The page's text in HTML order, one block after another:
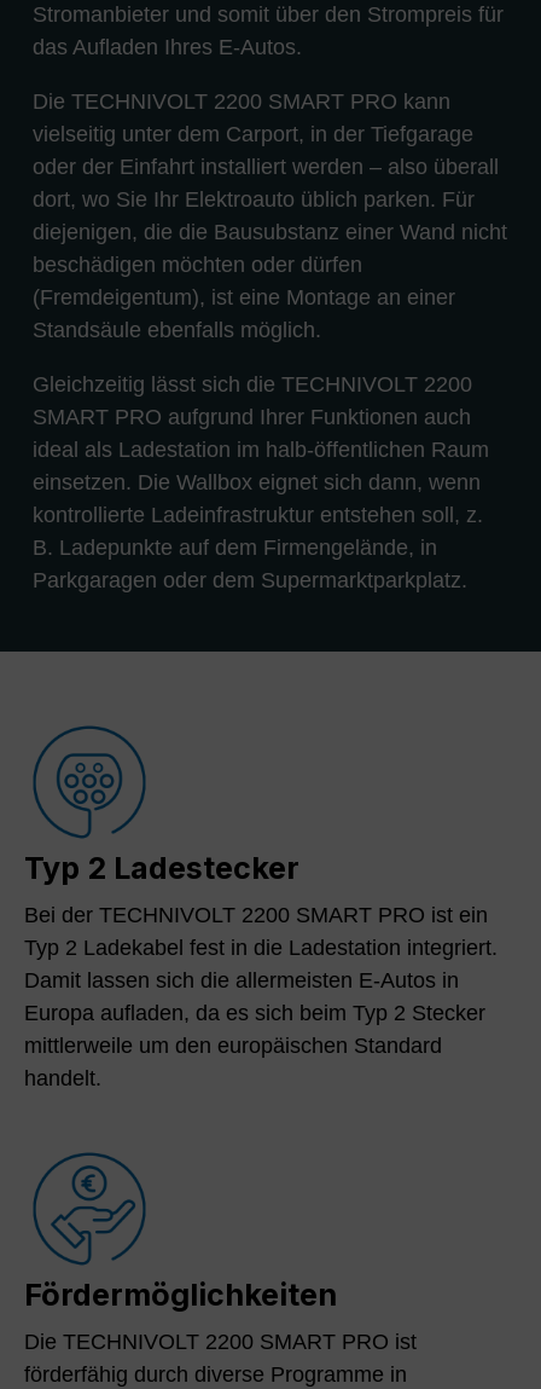
Stromanbieter und somit über den Strompreis für
das Aufladen Ihres E-Autos.
Die TECHNIVOLT 2200 SMART PRO kann
vielseitig unter dem Carport, in der Tiefgarage
oder der Einfahrt installiert werden – also überall
dort, wo Sie Ihr Elektroauto üblich parken. Für
diejenigen, die die Bausubstanz einer Wand nicht
beschädigen möchten oder dürfen
(Fremdeigentum), ist eine Montage an einer
Standsäule ebenfalls möglich.
Gleichzeitig lässt sich die TECHNIVOLT 2200
SMART PRO aufgrund Ihrer Funktionen auch
ideal als Ladestation im halb-öffentlichen Raum
einsetzen. Die Wallbox eignet sich dann, wenn
kontrollierte Ladeinfrastruktur entstehen soll, z.
B. Ladepunkte auf dem Firmengelände, in
Parkgaragen oder dem Supermarktparkplatz.
Typ 2 Ladestecker
Bei der TECHNIVOLT 2200 SMART PRO ist ein
Typ 2 Ladekabel fest in die Ladestation integriert.
Damit lassen sich die allermeisten E-Autos in
Europa aufladen, da es sich beim Typ 2 Stecker
mittlerweile um den europäischen Standard
handelt.
Fördermöglichkeiten
Die TECHNIVOLT 2200 SMART PRO ist
förderfähig durch diverse Programme in